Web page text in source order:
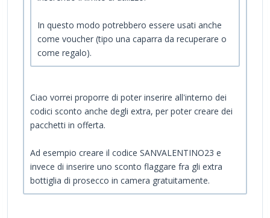
In questo modo potrebbero essere usati anche
come voucher (tipo una caparra da recuperare o
come regalo).
Ciao vorrei proporre di poter inserire all'interno dei
codici sconto anche degli extra, per poter creare dei
pacchetti in offerta.
Ad esempio creare il codice SANVALENTINO23 e
invece di inserire uno sconto flaggare fra gli extra
bottiglia di prosecco in camera gratuitamente.